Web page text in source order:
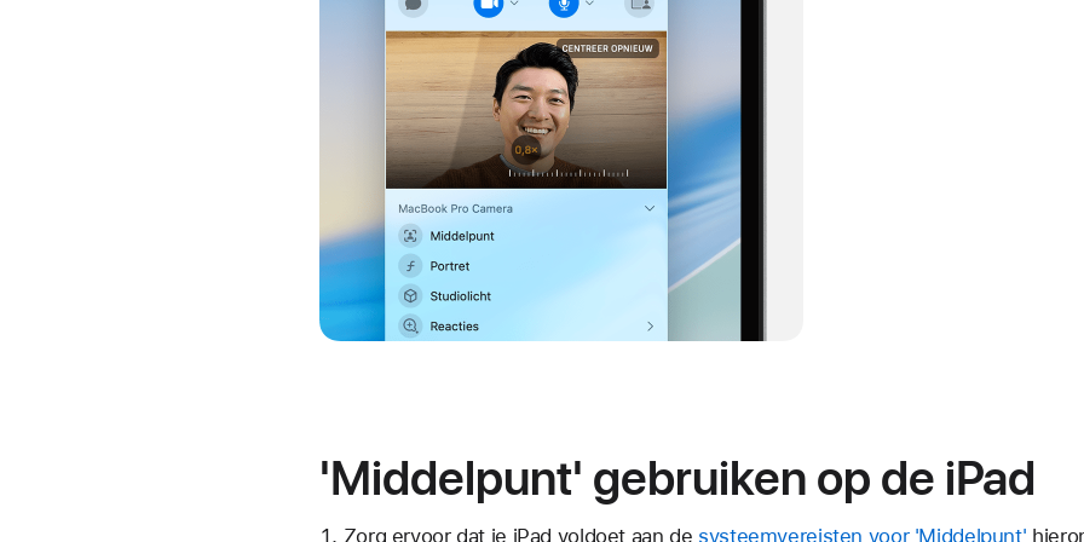
'Middelpunt' gebruiken op de iPad
Zorg ervoor dat je iPad voldoet aan de systeemvereisten voor 'Middelpunt'